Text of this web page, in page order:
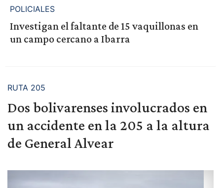
POLICIALES
Investigan el faltante de 15 vaquillonas en
un campo cercano a Ibarra
RUTA 205
Dos bolivarenses involucrados en
un accidente en la 205 a la altura
de General Alvear